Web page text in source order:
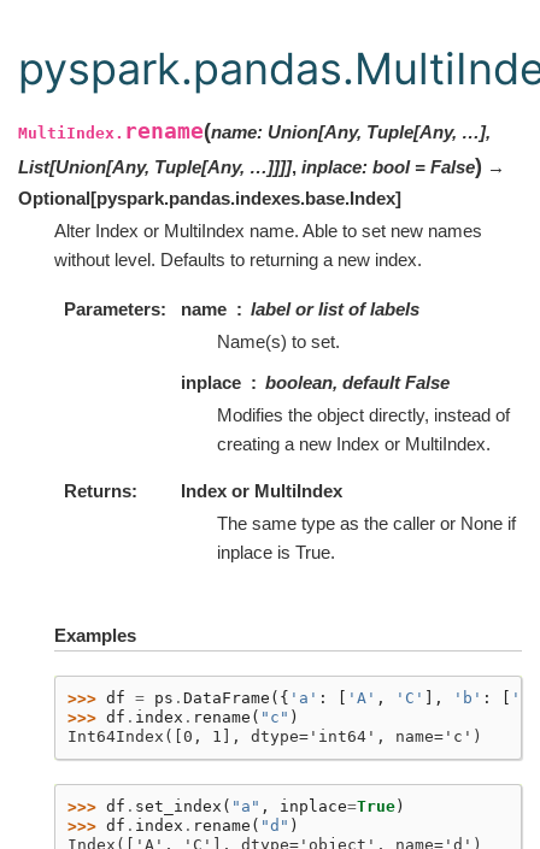
MultiIndex. rename(name: Union[Any, Tuple[Any, …],
List[Union[Any, Tuple[Any, …]]]], inplace: bool = False) →
Optional[pyspark.pandas.indexes.base.Index]
Alter Index or MultiIndex name. Able to set new names
without level. Defaults to returning a new index.
Parameters name
label or list of labels
Name(s) to set.
inplace
boolean, default False
Modifies the object directly, instead of
creating a new Index or MultiIndex.
Returns
Index or MultiIndex
The same type as the caller or None if
inplace is True.
Examples
>>> df = ps . DataFrame ({ 'a' : 'A' , 'C' ], 'b' :
'A'
>>> df . index . rename ( "c" )
Int64Index([0, 1], dtype='int64', name='c')
>>> df . set_index ( "a" , inplace=True)
>>> df . index . rename ( "d" )
Index(['A', 'C'], dtype='object', name='d')